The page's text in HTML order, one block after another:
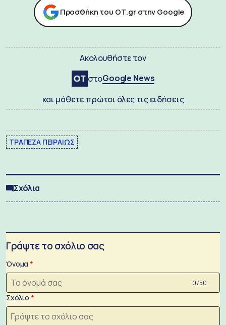
Προσθήκη του ΟΤ.gr στην Google
Ακολουθήστε τον
στοGoogle News
και μάθετε πρώτοι όλες τις ειδήσεις
ΤΡΑΠΕΖΑ ΠΕΙΡΑΙΩΣ
Σχόλια
Γράψτε το σχόλιο σας
Όνομα
0 /50
Σχόλιο